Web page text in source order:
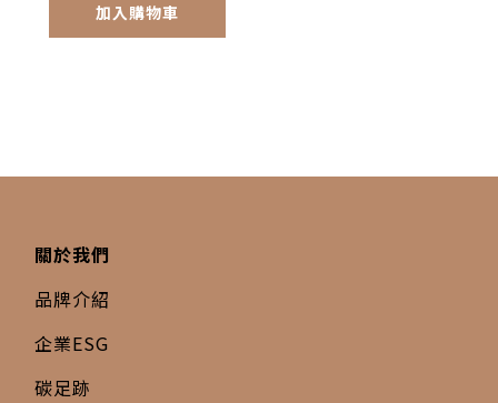
加入購物車
關於我們
品牌介紹
企業ESG
碳足跡